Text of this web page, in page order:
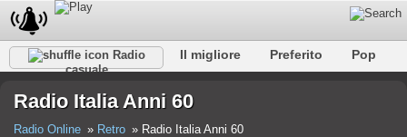
Radio
casuale
Il migliore Preferito
Pop
Rap
Falk Jazz Baby
Radio Italia Anni 60
Radio Online Retro
Radio Italia Anni 60